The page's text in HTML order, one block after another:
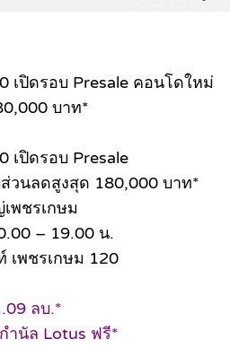
เปิดรอบ Presale คอนโดใหม่
บาท*
เปิดรอบ Presale
วนลดสูงสุด 180,000 บาท*
พชรเกษม
– 19.00 น.
เพชรเกษม 120
ลบ.*
ำนัล Lotus ฟรี*